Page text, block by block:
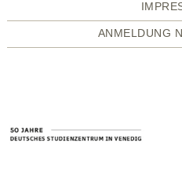
ANMELDUNG